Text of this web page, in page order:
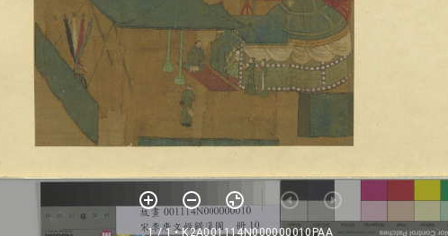
1 / 1• K2A001114N000000010PAA